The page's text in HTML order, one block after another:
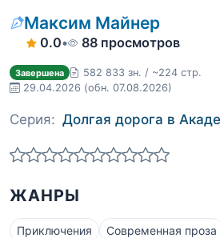
Максим Майнер
0.0• 88 просмотров
Завершена
582 833 зн. / ~224 стр.
29.04.2026 (обн. 07.08.2026)
Серия: Долгая дорога в
ЖАНРЫ
Приключения Современная проза